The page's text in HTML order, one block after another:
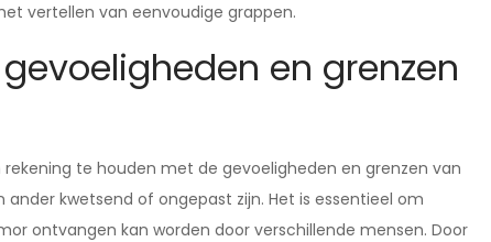
vertellen van eenvoudige grappen.
en grenzen
te houden met de gevoeligheden en grenzen van
kwetsend of ongepast zijn. Het is essentieel om
ontvangen kan worden door verschillende mensen. Door